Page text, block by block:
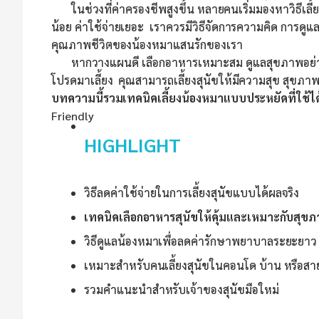
ในช่วงที่ค่าครองชีพสูงขึ้น หลายคนเริ่มมองหาวิธีเลี้
น้อย ค่าใช้จ่ายเยอะ เราควรมีวิธีจัดการความคิด การดู
คุณภาพชีวิตของน้องหมาแสนรักของเรา
หากวางแผนดี เลือกอาหารเหมาะสม ดูแลสุขภาพอย่
โปรดมาเลี้ยง คุณสามารถเลี้ยงสุนัขให้มีความสุข สุขภ
บทความนี้รวมเทคนิคเลี้ยงน้องหมาแบบประหยัดที่ใช้ไ
Friendly
HIGHLIGHT
วิธีลดค่าใช้จ่ายในการเลี้ยงสุนัขแบบได้ผลจริง
เทคนิคเลือกอาหารสุนัขให้คุ้มและเหมาะกับสุข
วิธีดูแลน้องหมาเพื่อลดค่ารักษาพยาบาลระยะยาว
เหมาะสำหรับคนเลี้ยงสุนัขในคอนโด บ้าน หรือส
รวมคำแนะนำสำหรับเจ้าของสุนัขมือใหม่